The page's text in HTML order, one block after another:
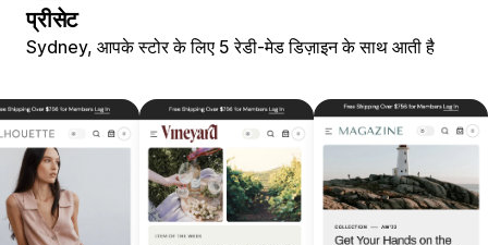
प्रीसेट
Sydney, आपके स्टोर के लिए 5 रेडी-मेड डिज़ाइन के साथ आती है